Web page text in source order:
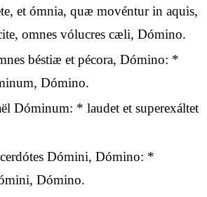
et ómnia, quæ movéntur in aquis,
omnes vólucres cæli, Dómino.
béstiæ et pécora, Dómino: *
Dómino.
Dóminum: * laudet et superexáltet
Dómini, Dómino: *
Dómino.